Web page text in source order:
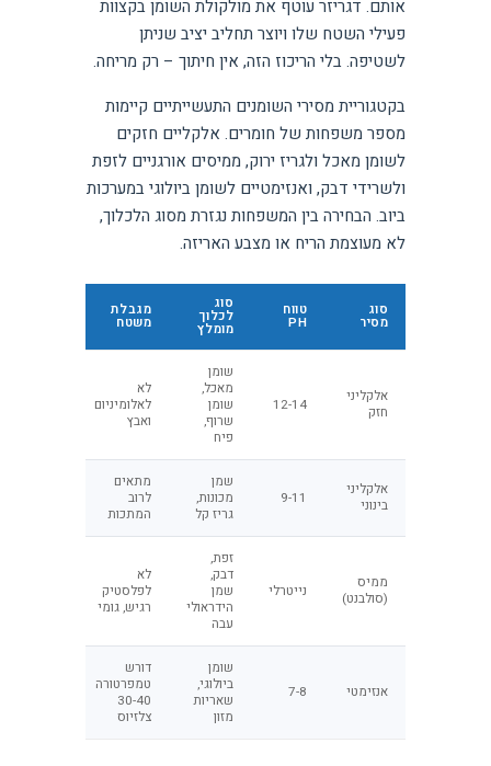
אותם. דגריזר עוטף את מולקולת השומן בקצוות
פעילי השטח שלו ויוצר תחליב יציב שניתן
לשטיפה. בלי הריכוז הזה, אין חיתוך – רק מריחה.
בקטגוריית מסירי השומנים התעשייתיים קיימות
מספר משפחות של חומרים. אלקליים חזקים
לשומן מאכל ולגריז ירוק, ממיסים אורגניים לזפת
ולשרידי דבק, ואנזימטיים לשומן ביולוגי במערכות
ביוב. הבחירה בין המשפחות נגזרת מסוג הלכלוך,
לא מעוצמת הריח או מצבע האריזה.
סוג
מסיר
טווח
PH
סוג
לכלוך
מומלץ
מגבלת
משטח
אלקליני
חזק
12-14
שומן
מאכל,
שומן
שרוף,
פיח
לא
לאלומיניום
ואבץ
אלקליני
בינוני
9-11
שמן
מכונות,
גריז קל
מתאים
לרוב
המתכות
ממיס
(סולבנט)
נייטרלי
זפת,
דבק,
שמן
הידראולי
עבה
לא
לפלסטיק
רגיש, גומי
אנזימטי 7-8
שומן
ביולוגי,
שאריות
מזון
דורש
טמפרטורה
30-40
צלזיוס